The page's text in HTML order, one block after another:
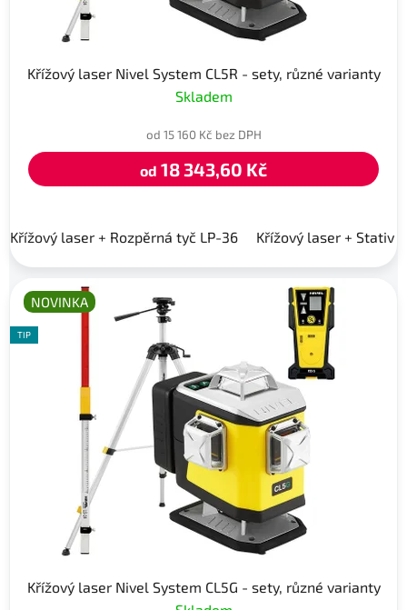
Křížový laser Nivel System CL5R - sety, různé varianty
Skladem
od 15 160 Kč bez DPH
od 18 343,60 Kč
Křížový laser + Rozpěrná tyč LP-36 Křížový laser + Stativ
NOVINKA
TIP
Křížový laser Nivel System CL5G - sety, různé varianty